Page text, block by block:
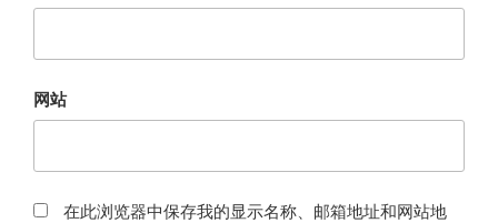
网站
在此浏览器中保存我的显示名称、邮箱地址和网站地